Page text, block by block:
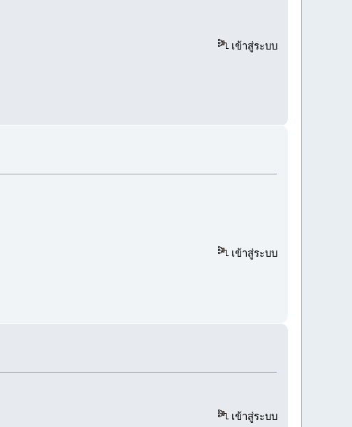
เข้าสู่ระบบ
เข้าสู่ระบบ
เข้าสู่ระบบ